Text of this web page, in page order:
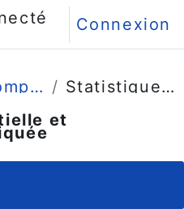
Connexion
Comprendre (4 grandes leçons)
Statistique inférentielle et psychométrie appliquée
et